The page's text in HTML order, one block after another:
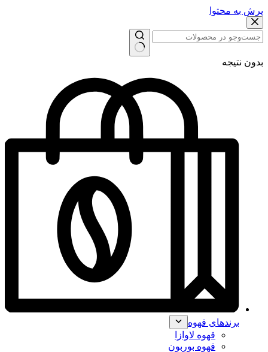
پرش به محتوا
بدون نتیجه
برندهای قهوه
قهوه لاوازا
قهوه بوربون